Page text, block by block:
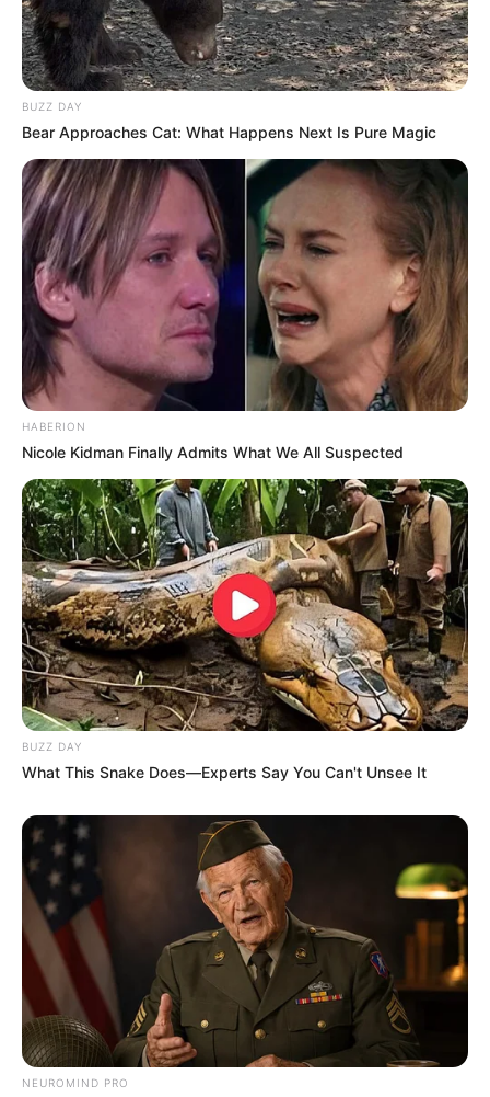
Participe do nosso grupo do
WhatsApp!
Fique informado em tempo real sobre as principais
notícias de Paraguaçu Paulista e região
Clique aqui para entrar no grupo
BUZZ DAY
Bear Approaches Cat: What Happens Next Is Pure Magic
HABERION
Nicole Kidman Finally Admits What We All Suspected
BUZZ DAY
What This Snake Does—Experts Say You Can't Unsee It
NEUROMIND PRO